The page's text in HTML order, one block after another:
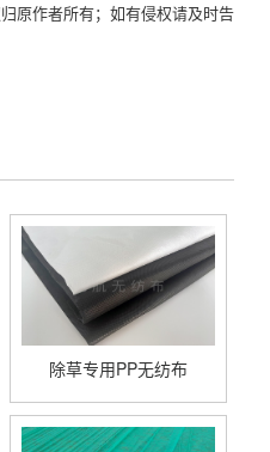
原作者所有；如有侵权请及时告
除草专用PP无纺布